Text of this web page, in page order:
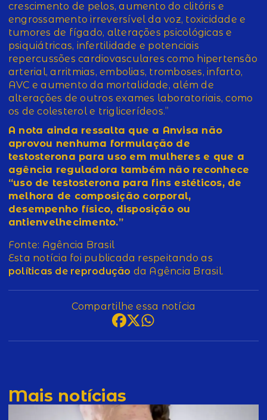
crescimento de pelos, aumento do clitóris e
engrossamento irreversível da voz, toxicidade e
tumores de fígado, alterações psicológicas e
psiquiátricas, infertilidade e potenciais
repercussões cardiovasculares como hipertensão
arterial, arritmias, embolias, tromboses, infarto,
AVC e aumento da mortalidade, além de
alterações de outros exames laboratoriais, como
os de colesterol e triglicerídeos.”
A nota ainda ressalta que a Anvisa não
aprovou nenhuma formulação de
testosterona para uso em mulheres e que a
agência reguladora também não reconhece
“uso de testosterona para fins estéticos, de
melhora de composição corporal,
desempenho físico, disposição ou
antienvelhecimento.”
Fonte: Agência Brasil
Esta notícia foi publicada respeitando as
políticas de reprodução da Agência Brasil.
Compartilhe essa notícia
Mais notícias